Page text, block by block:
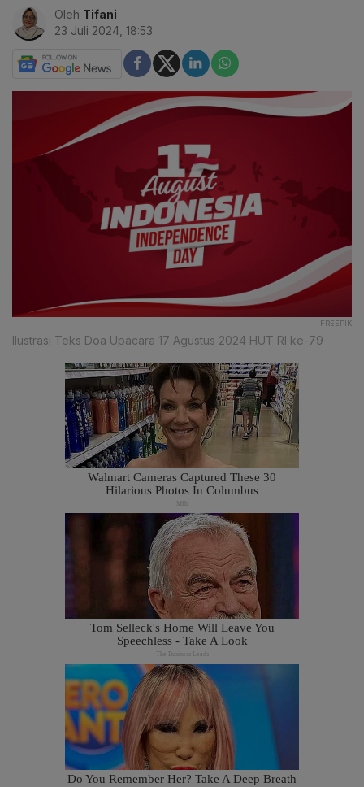
Oleh Tifani
23 Juli 2024, 18:53
FREEPIK
Ilustrasi Teks Doa Upacara 17 Agustus 2024 HUT RI ke-79